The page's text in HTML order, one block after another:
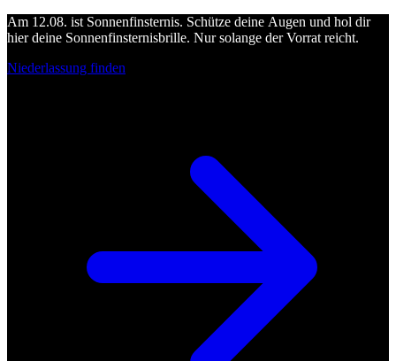
Am 12.08. ist Sonnenfinsternis. Schütze deine Augen und hol dir
hier deine Sonnenfinsternisbrille. Nur solange der Vorrat reicht.
Niederlassung finden